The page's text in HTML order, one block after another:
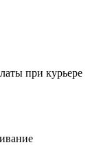
при курьере